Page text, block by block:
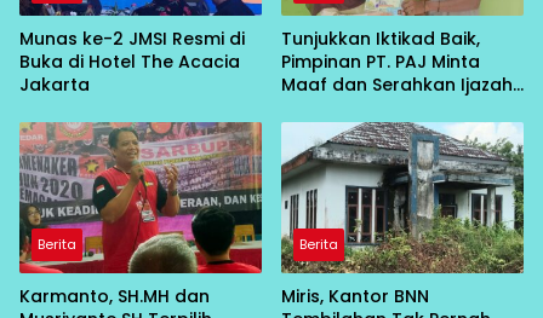
Munas ke-2 JMSI Resmi di
Buka di Hotel The Acacia
Jakarta
Tunjukkan Iktikad Baik,
Pimpinan PT. PAJ Minta
Maaf dan Serahkan Ijazah
Berita
Karmanto, SH.MH dan
Berita
Miris, Kantor BNN